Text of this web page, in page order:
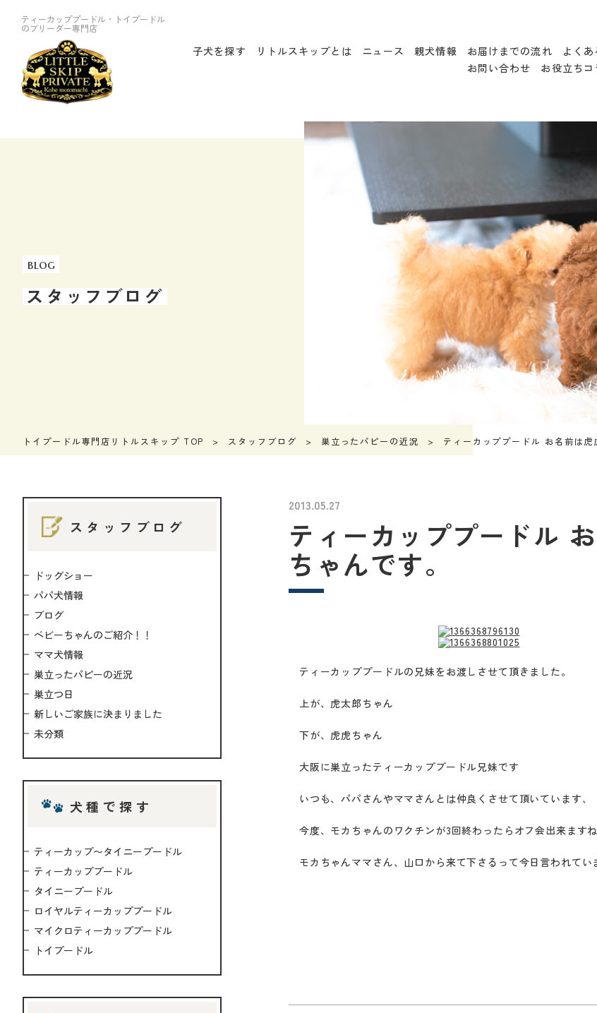
ティーカッププードル・トイプードル
のブリーダー専門店
子犬を探す リトルスキップとは ニュース 親犬情報 お届けまでの流れ よく
お問い合わせ
お役立ちコ
blog
スタッフブログ
トイプードル専門店リトルスキップ TOP スタッフブログ 巣立ったパピーの近況 ティーカッププードル お名前は虎
2013.05.27
ティーカッププードル
ちゃんです。
ティーカッププードルの兄妹をお渡しさせて頂きました。
上が、虎太郎ちゃん
下が、虎虎ちゃん
大阪に巣立ったティーカッププードル兄妹です
いつも、パパさんやママさんとは仲良くさせて頂いています、
今度、モカちゃんのワクチンが3回終わったらオフ会出来ますね
モカちゃんママさん、山口から来て下さるって今日言われてい
スタッフブログ
ドッグショー
パパ犬情報
ブログ
ベビーちゃんのご紹介！！
ママ犬情報
巣立ったパピーの近況
巣立つ日
新しいご家族に決まりました
未分類
犬種で探す
ティーカップ〜タイニープードル
ティーカッププードル
タイニープードル
ロイヤルティーカッププードル
マイクロティーカッププードル
トイプードル